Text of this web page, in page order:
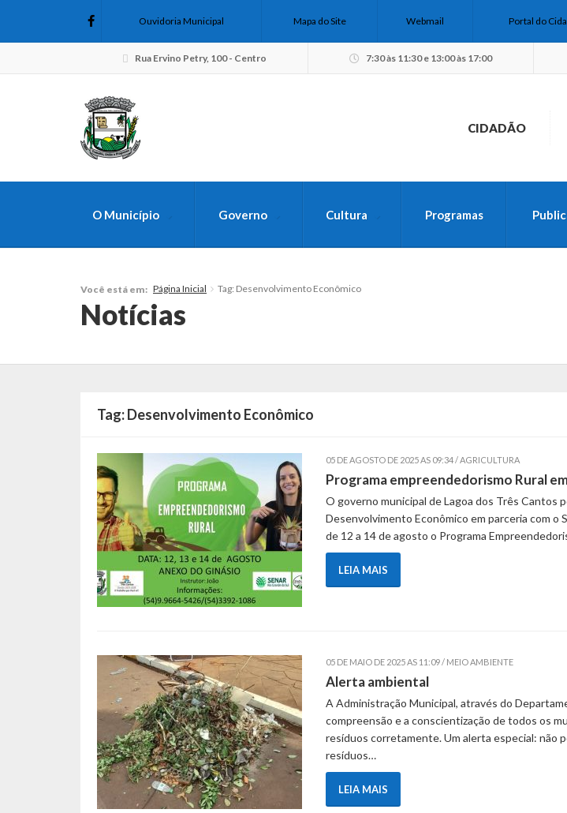
Ouvidoria Municipal Mapa do Site Webmail Portal do
Rua Ervino Petry, 100 - Centro 7:30 às 11:30 e 13:00 às 17:00
CIDADÃO
O Município Governo Cultura Programas
Você está em: Página Inicial Tag: Desenvolvimento Econômico
Notícias
Tag:Desenvolvimento Econômico
05 DE AGOSTO DE 2025 AS 09:34 / AGRICULTURA
Programa empreendedorismo Rural
O governo municipal de Lagoa dos Três Cantos
Desenvolvimento Econômico em parceria com o
de 12 a 14 de agosto o Programa
LEIA MAIS
05 DE MAIO DE 2025 AS 11:09 / MEIO AMBIENTE
Alerta ambiental
A Administração Municipal, através do
compreensão e a conscientização de todos os
resíduos corretamente. Um alerta especial: não
resíduos…
LEIA MAIS